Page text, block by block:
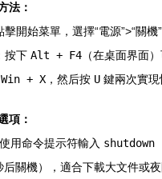
法：
擊開始菜單，選擇“電源”>“關機”
按下 Alt + F4 （在桌面界面
Win + X ，然后按 U 鍵兩次實現
項：
使用命令提示符輸入
后關機），適合下載大文件或夜